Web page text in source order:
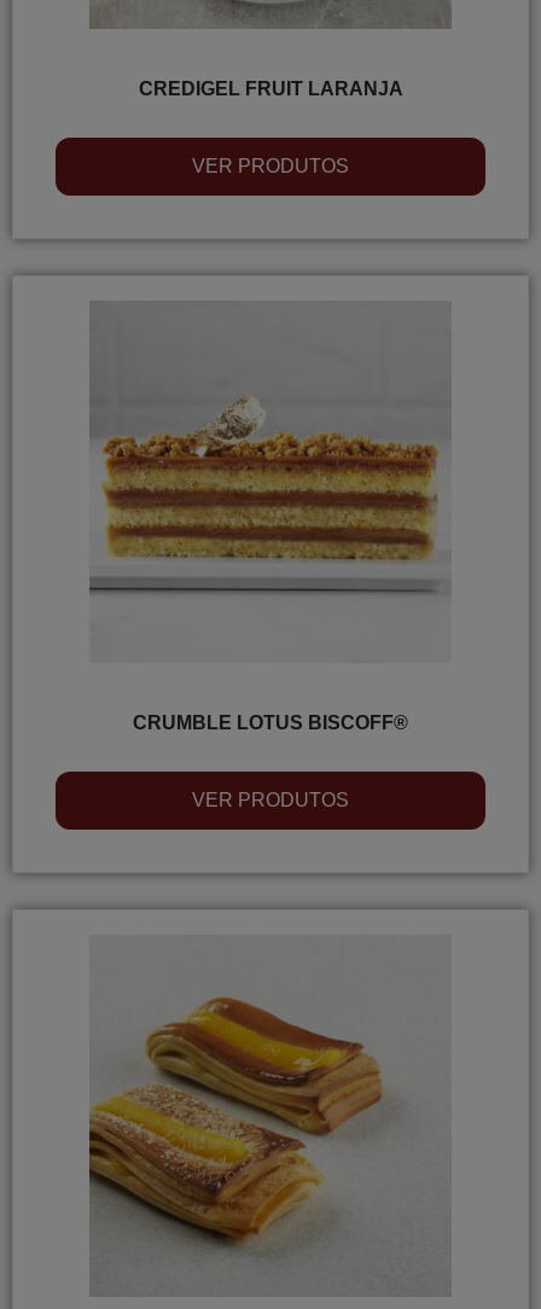
CREDIGEL FRUIT LARANJA
VER PRODUTOS
CRUMBLE LOTUS BISCOFF®
VER PRODUTOS